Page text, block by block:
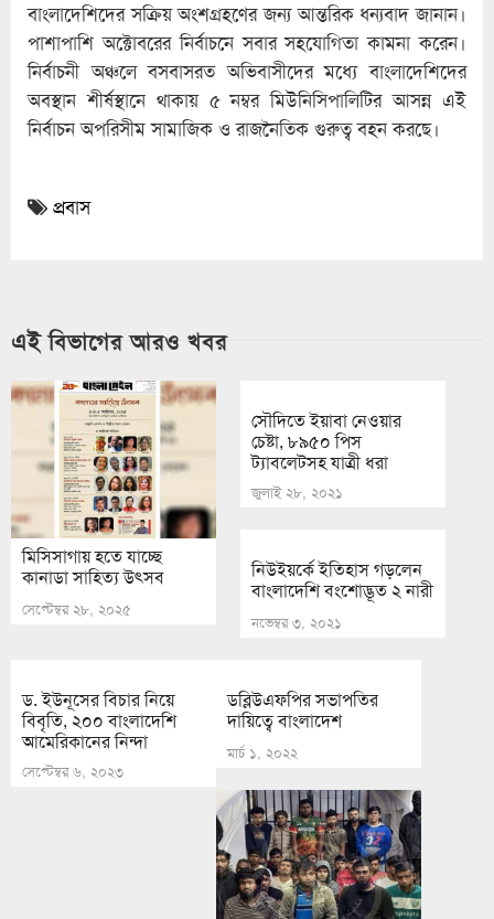
বাংলাদেশিদের সক্রিয় অংশগ্রহণের জন্য আন্তরিক ধন্যবাদ জানান।
পাশাপাশি অক্টোবরের নির্বাচনে সবার সহযোগিতা কামনা করেন।
নির্বাচনী অঞ্চলে বসবাসরত অভিবাসীদের মধ্যে বাংলাদেশিদের
অবস্থান শীর্ষস্থানে থাকায় ৫ নম্বর মিউনিসিপালিটির আসন্ন এই
নির্বাচন অপরিসীম সামাজিক ও রাজনৈতিক গুরুত্ব বহন করছে।
প্রবাস
এই বিভাগের আরও খবর
মিসিসাগায় হতে যাচ্ছে
কানাডা সাহিত্য উৎসব
সেপ্টেম্বর ২৮, ২০২৫
সৌদিতে ইয়াবা নেওয়ার
চেষ্টা, ৮৯৫০ পিস
ট্যাবলেটসহ যাত্রী ধরা
জুলাই ২৮, ২০২১
নিউইয়র্কে ইতিহাস গড়লেন
বাংলাদেশি বংশোদ্ভূত ২ নারী
নভেম্বর ৩, ২০২১
ড. ইউনূসের বিচার নিয়ে
বিবৃতি, ২০০ বাংলাদেশি
আমেরিকানের নিন্দা
সেপ্টেম্বর ৬, ২০২৩
ডব্লিউএফপির সভাপতির
দায়িত্বে বাংলাদেশ
মার্চ ১, ২০২২